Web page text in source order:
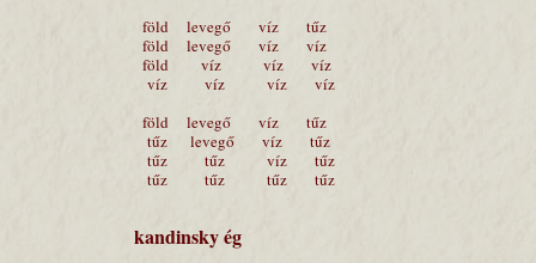
föld levegő víz tűz
föld levegő víz víz
föld víz víz víz
víz víz víz víz
föld levegő víz tűz
tűz levegő víz tűz
tűz tűz víz tűz
tűz tűz tűz tűz
kandinsky ég